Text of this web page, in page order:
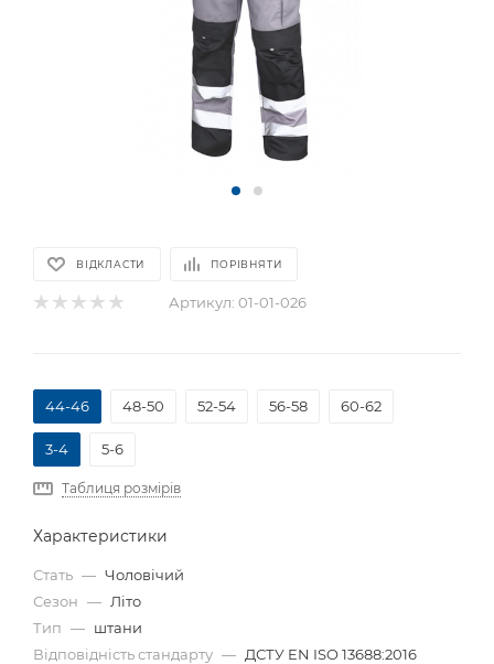
ВІДКЛАСТИ ПОРІВНЯТИ
Артикул: 01-01-026
44-46 48-50 52-54 56-58 60-62
3-4 5-6
Таблиця розмірів
Характеристики
Стать — Чоловічий
Сезон — Літо
Тип — штани
Відповідність стандарту — ДСТУ EN ISO 13688:2016